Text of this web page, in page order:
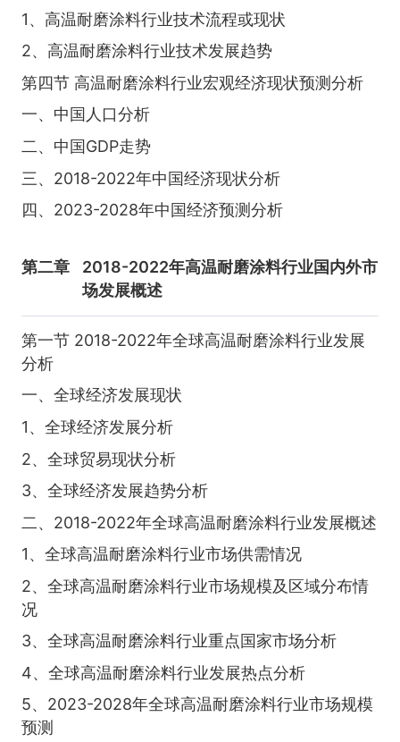
1、高温耐磨涂料行业技术流程或现状
2、高温耐磨涂料行业技术发展趋势
第四节 高温耐磨涂料行业宏观经济现状预测分析
一、中国人口分析
二、中国GDP走势
三、2018-2022年中国经济现状分析
四、2023-2028年中国经济预测分析
第二章
2018-2022年高温耐磨涂料行业国内外市
场发展概述
第一节 2018-2022年全球高温耐磨涂料行业发展
分析
一、全球经济发展现状
1、全球经济发展分析
2、全球贸易现状分析
3、全球经济发展趋势分析
二、2018-2022年全球高温耐磨涂料行业发展概述
1、全球高温耐磨涂料行业市场供需情况
2、全球高温耐磨涂料行业市场规模及区域分布情
况
3、全球高温耐磨涂料行业重点国家市场分析
4、全球高温耐磨涂料行业发展热点分析
5、2023-2028年全球高温耐磨涂料行业市场规模
预测